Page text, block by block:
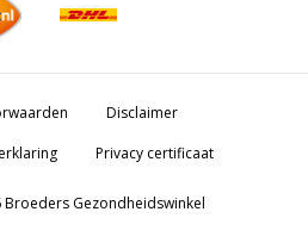
Disclaimer
Privacy certificaat
Broeders Gezondheidswinkel